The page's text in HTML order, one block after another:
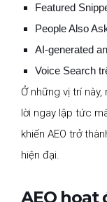
Featured
People Also
AI-generated
Voice Search
Ở những vị trí
lời ngay lập tức
khiến AEO trở
hiện đại.
AEO hoạt